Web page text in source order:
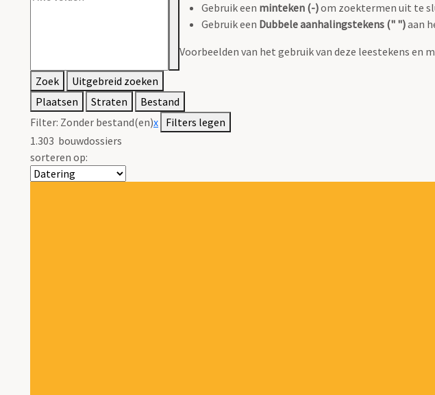
Gebruik een minteken (-)om zoektermen uit te
Gebruik een Dubbele aanhalingstekens (" ")aan
Voorbeelden van het gebruik van deze leestekens en
Zoek
Uitgebreid zoeken
Plaatsen
Straten
Bestand
Filter: Zonder bestand(en)x Filters legen
1.303 bouwdossiers
sorteren op: